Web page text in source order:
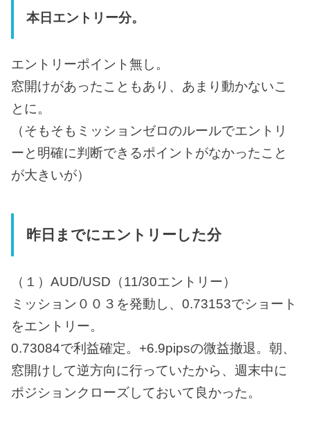
本日エントリー分。
エントリーポイント無し。
窓開けがあったこともあり、あまり動かないこ
とに。
（そもそもミッションゼロのルールでエントリ
ーと明確に判断できるポイントがなかったこと
が大きいが）
昨日までにエントリーした分
（１）AUD/USD（11/30エントリー）
ミッション００３を発動し、0.73153でショート
をエントリー。
0.73084で利益確定。+6.9pipsの微益撤退。朝、
窓開けして逆方向に行っていたから、週末中に
ポジションクローズしておいて良かった。